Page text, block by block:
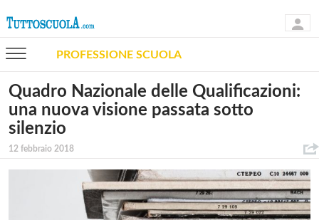
PROFESSIONE SCUOLA
Quadro Nazionale delle Qualificazioni:
una nuova visione passata sotto
silenzio
12 febbraio 2018